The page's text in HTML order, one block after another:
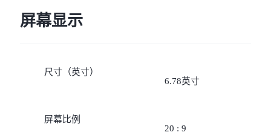
屏幕显示
尺寸（英寸）
6.78英寸
屏幕比例
20 : 9